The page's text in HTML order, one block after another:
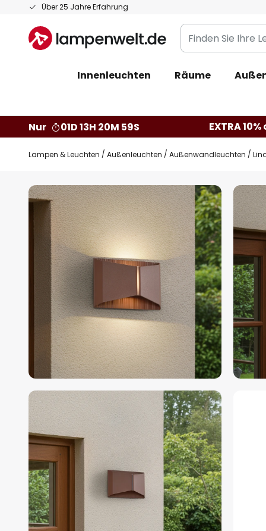
Über 25 Jahre Erfahrung
Zum
springen
Finden
Sie
Leuchte...
Innenleuchten Räume
Nur
01D 13H 20M 58S EXTRA
Lampen & Leuchten Außenleuchten Außenwandleuchten
Zum
Ende
Bildgalerie
springen